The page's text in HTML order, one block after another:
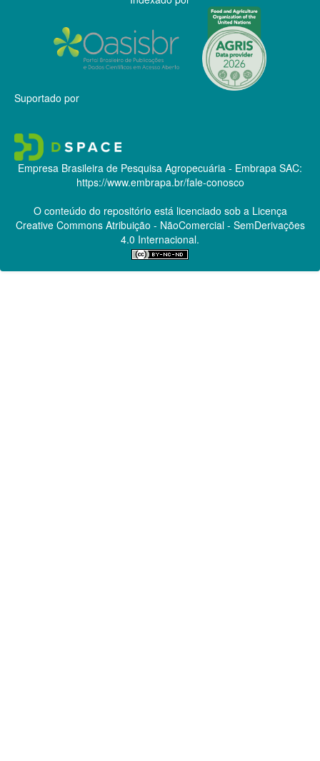
Suportado por
Empresa Brasileira de Pesquisa Agropecuária - Embrapa SAC:
https://www.embrapa.br/fale-conosco
O conteúdo do repositório está licenciado sob a Licença
Creative CommonsAtribuição - NãoComercial - SemDerivações
4.0 Internacional.